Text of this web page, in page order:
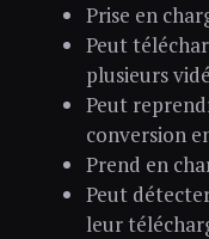
Prise en
Peut
plusieurs
Peut
conversion
Prend en
Peut
leur